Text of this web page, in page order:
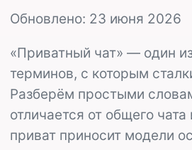
Обновлено: 23 июня 2026
«Приватный чат» — один
терминов, с которым
Разберём простыми
отличается от общего
приват приносит модели